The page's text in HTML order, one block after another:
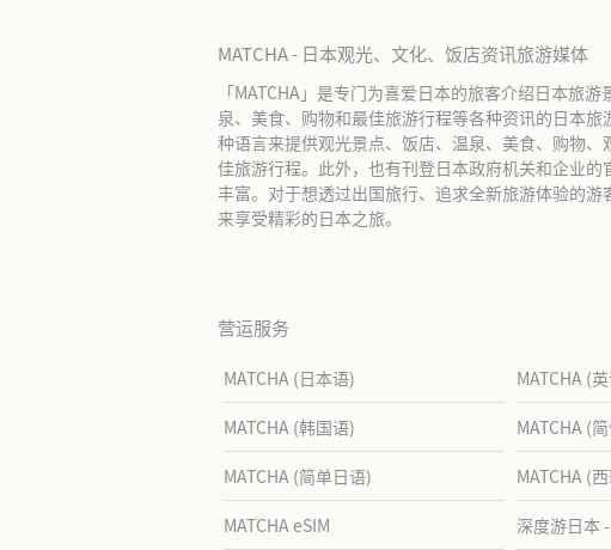
MATCHA - 日本观光、文化、饭店资讯旅游媒体
「MATCHA」是专门为喜爱日本的旅客介绍日本旅
泉、美食、购物和最佳旅游行程等各种资讯的日本旅
种语言来提供观光景点、饭店、温泉、美食、购物、
佳旅游行程。此外，也有刊登日本政府机关和企业的
丰富。对于想透过出国旅行、追求全新旅游体验的游
来享受精彩的日本之旅。
营运服务
MATCHA (日本语) MATCHA (
MATCHA (韩国语) MATCHA (
MATCHA (简单日语) MATCHA (
MATCHA eSIM 深度游日本